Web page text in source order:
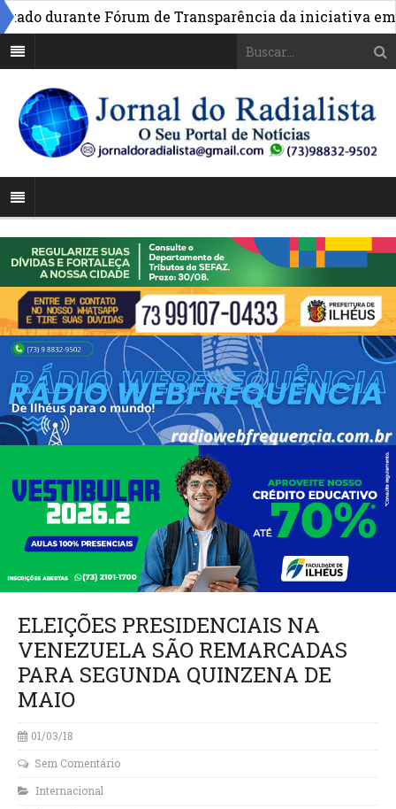
durante Fórum de Transparência da iniciativa em
ELEIÇÕES PRESIDENCIAIS NA
VENEZUELA SÃO REMARCADAS
PARA SEGUNDA QUINZENA DE
MAIO
01/03/18
Sem Comentário
Internacional